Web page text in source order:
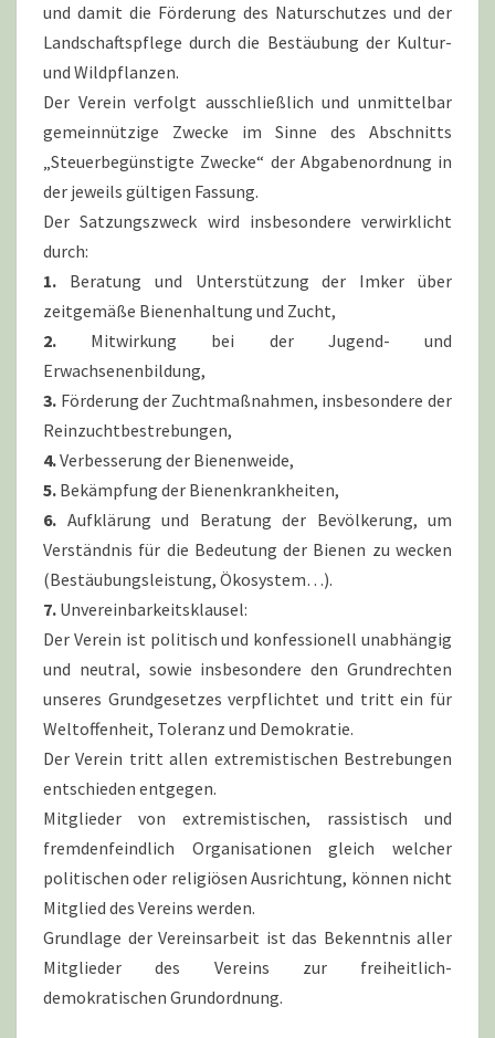
und damit die Förderung des Naturschutzes und der
Landschaftspflege durch die Bestäubung der Kultur-
und Wildpflanzen.
Der Verein verfolgt ausschließlich und unmittelbar
gemeinnützige Zwecke im Sinne des Abschnitts
„Steuerbegünstigte Zwecke“ der Abgabenordnung in
der jeweils gültigen Fassung.
Der Satzungszweck wird insbesondere verwirklicht
durch:
1. Beratung und Unterstützung der Imker über
zeitgemäße Bienenhaltung und Zucht,
2. Mitwirkung bei der Jugend- und
Erwachsenenbildung,
3. Förderung der Zuchtmaßnahmen, insbesondere der
Reinzuchtbestrebungen,
4.Verbesserung der Bienenweide,
5. Bekämpfung der Bienenkrankheiten,
6. Aufklärung und Beratung der Bevölkerung, um
Verständnis für die Bedeutung der Bienen zu wecken
(Bestäubungsleistung, Ökosystem…).
7. Unvereinbarkeitsklausel:
Der Verein ist politisch und konfessionell unabhängig
und neutral, sowie insbesondere den Grundrechten
unseres Grundgesetzes verpflichtet und tritt ein für
Weltoffenheit, Toleranz und Demokratie.
Der Verein tritt allen extremistischen Bestrebungen
entschieden entgegen.
Mitglieder von extremistischen, rassistisch und
fremdenfeindlich Organisationen gleich welcher
politischen oder religiösen Ausrichtung, können nicht
Mitglied des Vereins werden.
Grundlage der Vereinsarbeit ist das Bekenntnis aller
Mitglieder des Vereins zur freiheitlich-
demokratischen Grundordnung.